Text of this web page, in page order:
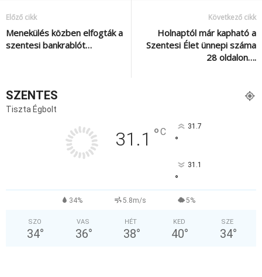
Előző cikk
Menekülés közben elfogták a
szentesi bankrablót…
Következő cikk
Holnaptól már kapható a
Szentesi Élet ünnepi száma
28 oldalon….
SZENTES
Tiszta Égbolt
31.1 °C 31.7
°
31.1
°
34% 5.8m/s 5%
SZO
34°
VAS
36°
HÉT
38°
KED
40°
SZE
34°